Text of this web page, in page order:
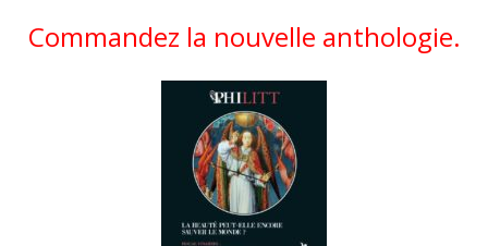
Commandez la nouvelle anthologie.